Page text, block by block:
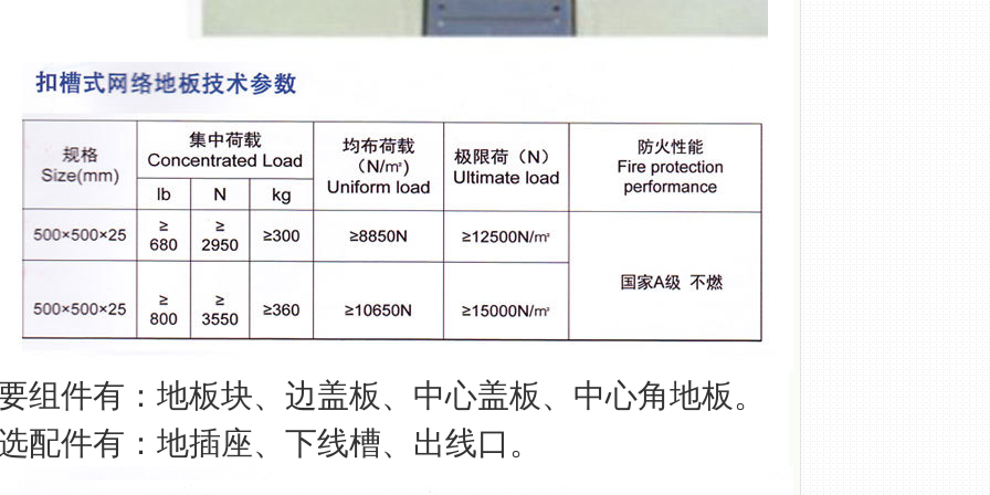
组件有： 地板块、边盖板、中心盖板、中心角地板。
配件有：地插座、下线槽、出线口。